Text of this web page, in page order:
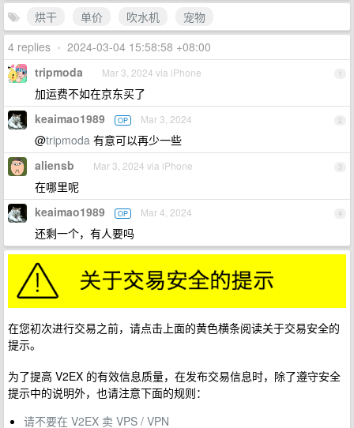
烘干
单价 吹水机
宠物
4 replies • 2024-03-04 15:58:58 +08:00
1
tripmoda Mar 3, 2024 via iPhone
加运费不如在京东买了
2
keaimao1989 OP Mar 3, 2024
@tripmoda 有意可以再少一些
3
aliensb Mar 3, 2024 via iPhone
在哪里呢
4
keaimao1989 OP Mar 4, 2024
还剩一个，有人要吗
在您初次进行交易之前，请点击上面的黄色横条阅读关于交易安全的
提示。
为了提高 V2EX 的有效信息质量，在发布交易信息时，除了遵守安全
提示中的说明外，也请注意下面的规则：
请不要在 V2EX 卖 VPS / VPN